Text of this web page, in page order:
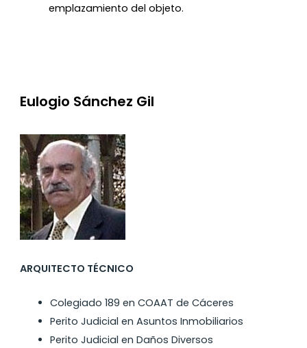
emplazamiento del objeto.
Eulogio Sánchez Gil
ARQUITECTO TÉCNICO
Colegiado 189 en COAAT de Cáceres
Perito Judicial en Asuntos Inmobiliarios
Perito Judicial en Daños Diversos